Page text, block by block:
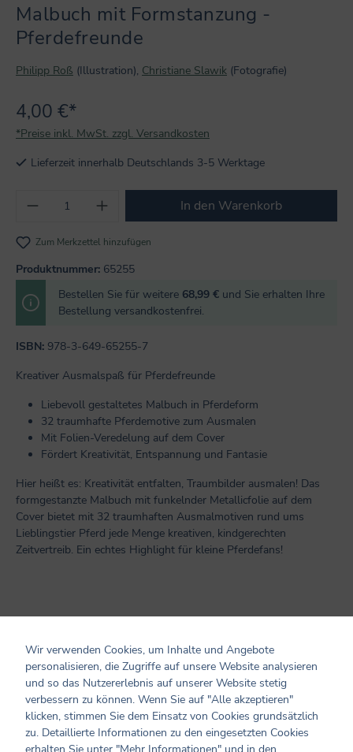
Malbuch mit Formstanzung -
Pferdefreunde
Philipp Roß (Illustration), Christiane Slawik (Fotografie)
4,00 €*
*Preise inkl. MwSt. zzgl. Versandkosten
Lieferzeit innerhalb Deutschlands 3-5 Werktage
Produkt Anzahl: Gib den gewünschten
In den Warenkorb
Zum Merkzettel hinzufügen
Produktnummer: 65255
Bestellen Sie für weitere 68,99 € und Sie erhalten Ihre
Bestellung versandkostenfrei.
ISBN: 978-3-649-65255-7
Kreativer Ausmalspaß für Pferdefreunde
Liebevoll gestaltetes Malbuch in Pferdeform
32 traumhafte Pferdemotive zum Ausmalen
Mit Folien-Veredelung auf dem Cover
Fördert Kreativität, Entspannung und Fantasie
Hier heißt es: Kreativität entfalten, Traumbilder ausmalen! Das
formgestanzte Malbuch mit funkelnder Metallicfolie auf dem
Cover bietet mit 32 traumhaften Ausmalmotiven rund ums
Lieblingstier Pferd jede Menge kreativen, kindgerechten
Zeitvertreib. Ein echtes Highlight für kleine Pferdefans!
Altersempfehlung: ab 8 Jahren
Seiten: 32
Format: 19 x 19
Cover: Broschur
Einband: mit Folie und Formstanzung
Wir verwenden Cookies, um Inhalte und Angebote
personalisieren, die Zugriffe auf unsere Website analysieren
und so das Nutzererlebnis auf unserer Website stetig
verbessern zu können. Wenn Sie auf "Alle akzeptieren"
klicken, stimmen Sie dem Einsatz von Cookies grundsätzlich
zu. Detaillierte Informationen zu den eingesetzten Cookies
erhalten Sie unter "Mehr Informationen" und in den